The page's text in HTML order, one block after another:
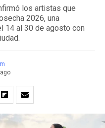
los artistas que
2026, una
14 al 30 de agosto con